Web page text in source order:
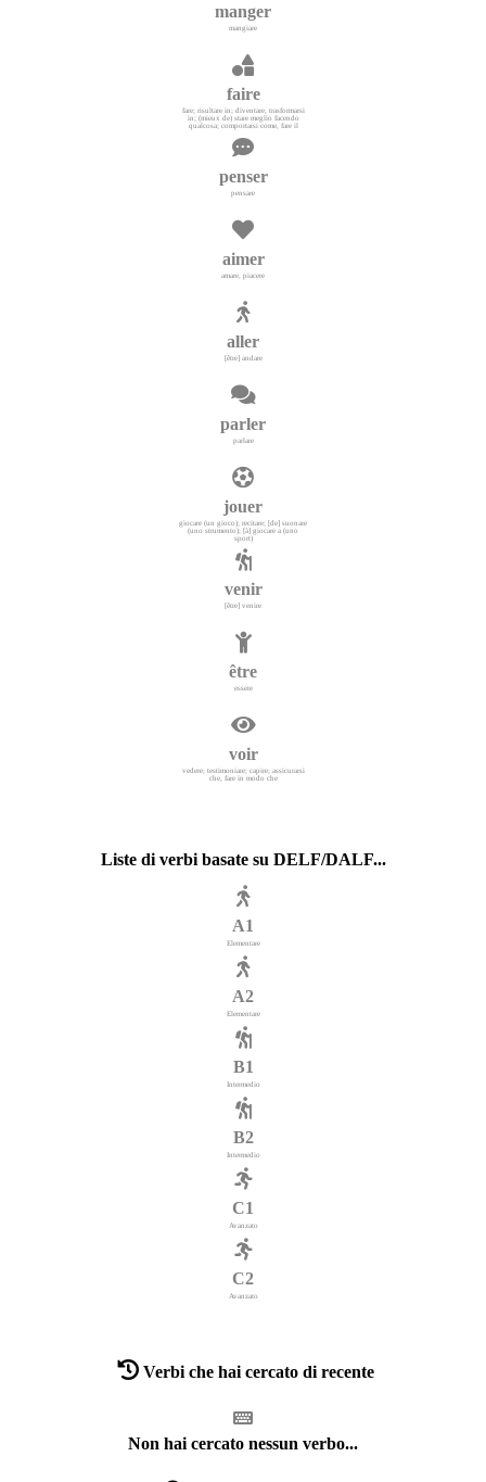
manger
mangiare
faire
fare; risultare in; diventare, trasformarsi
in; (mieux de) stare meglio facendo
qualcosa; comportarsi come, fare il
penser
pensare
aimer
amare, piacere
aller
[être] andare
parler
parlare
jouer
giocare (un gioco); recitare; [de] suonare
(uno strumento); [à] giocare a (uno
sport)
venir
[être] venire
être
essere
voir
vedere; testimoniare; capire; assicurarsi
che, fare in modo che
Liste di verbi basate su DELF/DALF...
A1
Elementare
A2
Elementare
B1
Intermedio
B2
Intermedio
C1
Avanzato
C2
Avanzato
Verbi che hai cercato di recente
Non hai cercato nessun verbo...